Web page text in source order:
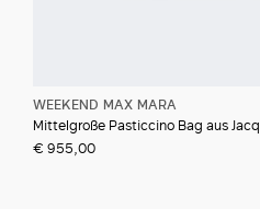
WEEKEND MAX MARA
€ 955,00